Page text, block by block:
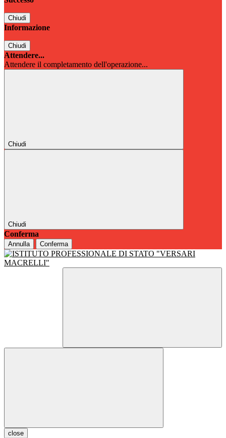
Chiudi
Informazione
Chiudi
Attendere...
Attendere il completamento dell'operazione...
Chiudi
Chiudi
Conferma
Annulla Conferma
close